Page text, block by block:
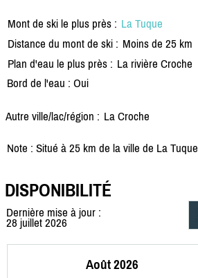
Mont de ski le plus près : La Tuque
Distance du mont de ski : Moins de 25 km
Plan d'eau le plus près : La rivière Croche
Bord de l'eau : Oui
Autre ville/lac/région : La Croche
Note : Situé à 25 km de la ville de La Tuque
DISPONIBILITÉ
Dernière mise à jour :
28 juillet 2026
Août 2026